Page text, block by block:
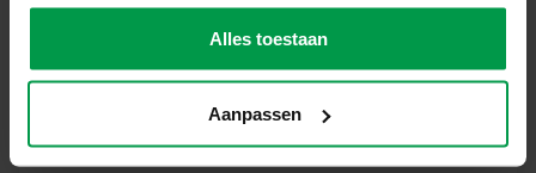
Alles toestaan
Aanpassen
foamstukken te combineren.
Ga vandaag nog aan de slag!
kleuren x 110ml